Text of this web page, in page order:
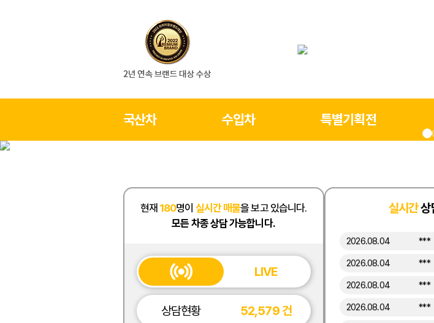
국산차 수입차 특별기획전
현재 180명이 실시간 매물을 보고 있습니다.
모든 차종 상담 가능합니다.
LIVE
상담현황 52,579건
실시간상
***
2026.08.04
***
2026.08.04
***
2026.08.04
***
2026.08.04
***